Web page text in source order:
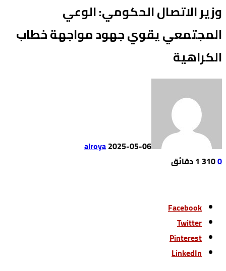
وزير الاتصال الحكومي: الوعي
المجتمعي يقوي جهود مواجهة خطاب
الكراهية
alroya2025-05-06
0
310 1 ‫دقائق‬
Facebook
Twitter
Pinterest
LinkedIn